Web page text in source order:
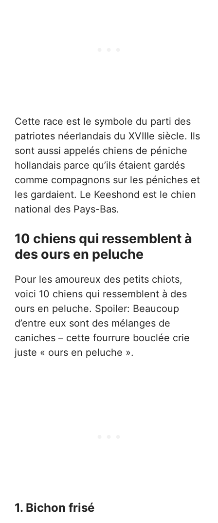
Cette race est le symbole du parti des
patriotes néerlandais du XVIIIe siècle. Ils
sont aussi appelés chiens de péniche
hollandais parce qu’ils étaient gardés
comme compagnons sur les péniches et
les gardaient. Le Keeshond est le chien
national des Pays-Bas.
10 chiens qui ressemblent à
des ours en peluche
Pour les amoureux des petits chiots,
voici 10 chiens qui ressemblent à des
ours en peluche. Spoiler: Beaucoup
d’entre eux sont des mélanges de
caniches – cette fourrure bouclée crie
juste « ours en peluche ».
1. Bichon frisé